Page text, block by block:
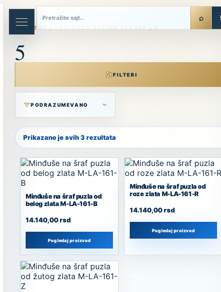
Skip
content
POČETNA
5
FILTERI
Prikazano je svih 3 rezultata
Minđuše na šraf puzla od
belog zlata M-LA-161-B
14.140,00rsd
Pogledaj proizvod
Minđuše na šraf puzla od
roze zlata M-LA-161-R
14.140,00rsd
Pogledaj proizvod